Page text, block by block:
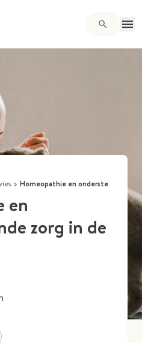
> Homeopathie en ondersteunende zorg in de oncologie
en
zorg in de